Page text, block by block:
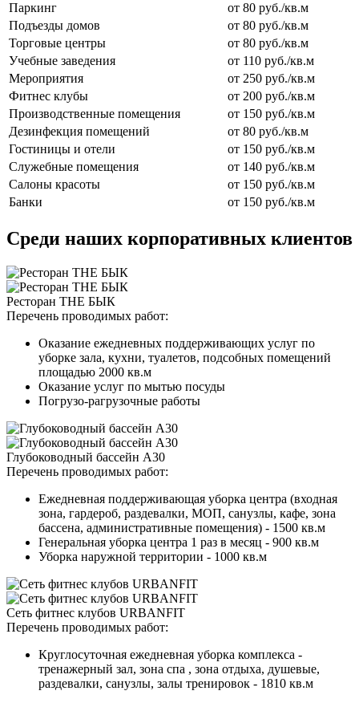
Паркинг
от 80 руб./кв.м
Подъезды домов
от 80 руб./кв.м
Торговые центры
от 80 руб./кв.м
Учебные заведения
от 110 руб./кв.м
Мероприятия
от 250 руб./кв.м
Фитнес клубы
от 200 руб./кв.м
Производственные помещения
от 150 руб./кв.м
Дезинфекция помещений
от 80 руб./кв.м
Гостиницы и отели
от 150 руб./кв.м
Служебные помещения
от 140 руб./кв.м
Салоны красоты
от 150 руб./кв.м
Банки
от 150 руб./кв.м
Среди наших корпоративных клиентов
Ресторан THE БЫК
Перечень проводимых работ:
Оказание ежедневных поддерживающих услуг по
уборке зала, кухни, туалетов, подсобных помещений
площадью 2000 кв.м
Оказание услуг по мытью посуды
Погрузо-рагрузочные работы
Глубоководный бассейн А30
Перечень проводимых работ:
Ежедневная поддерживающая уборка центра (входная
зона, гардероб, раздевалки, МОП, санузлы, кафе, зона
бассена, административные помещения) - 1500 кв.м
Генеральная уборка центра 1 раз в месяц - 900 кв.м
Уборка наружной территории - 1000 кв.м
Сеть фитнес клубов URBANFIT
Перечень проводимых работ:
Круглосуточная ежедневная уборка комплекса -
тренажерный зал, зона спа , зона отдыха, душевые,
раздевалки, санузлы, залы тренировок - 1810 кв.м